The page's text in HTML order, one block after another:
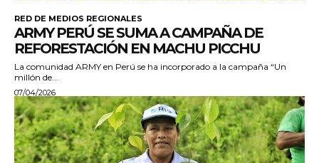
RED DE MEDIOS REGIONALES
ARMY PERÚ SE SUMA A CAMPAÑA DE
REFORESTACIÓN EN MACHU PICCHU
La comunidad ARMY en Perú se ha incorporado a la campaña “Un
millón de...
07/04/2026